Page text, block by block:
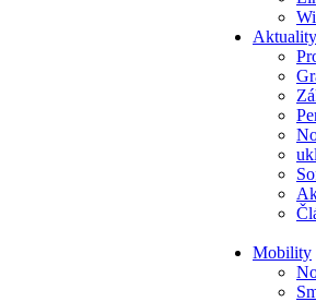
Aktuality
Mobility